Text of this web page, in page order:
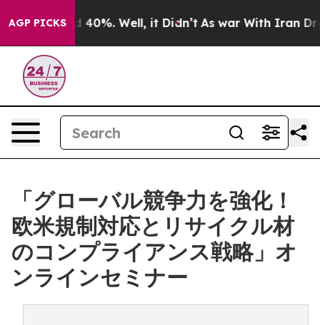
AGP PICKS
Around 40%. Well, it Didn’t As war With Iran Drove
「グローバル競争力を強化！
欧米規制対応とリサイクル材
のコンプライアンス戦略」オ
ンラインセミナー